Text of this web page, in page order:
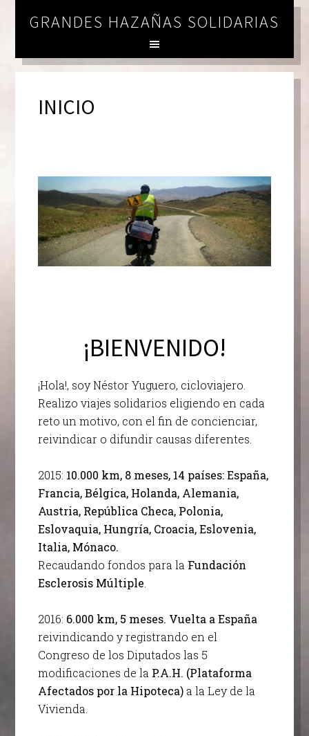
GRANDES HAZAÑAS SOLIDARIAS
INICIO
¡BIENVENIDO!
¡Hola!, soy Néstor Yuguero, cicloviajero.
Realizo viajes solidarios eligiendo en cada
reto un motivo, con el fin de concienciar,
reivindicar o difundir causas diferentes.
2015: 10.000 km, 8 meses, 14 países: España,
Francia, Bélgica, Holanda, Alemania,
Austria, República Checa, Polonia,
Eslovaquia, Hungría, Croacia, Eslovenia,
Italia, Mónaco.
Recaudando fondos para la Fundación
Esclerosis Múltiple
2016: 6.000 km, 5 meses. Vuelta a España
reivindicando y registrando en el
Congreso de los Diputados las 5
modificaciones de la P.A.H. (Plataforma
Afectados por la Hipoteca)a la Ley de la
Vivienda.